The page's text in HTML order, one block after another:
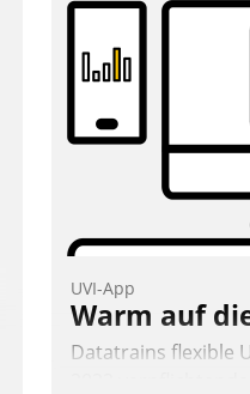
AktivBo und
nahtlose
AktivBo und
automatisiert
Mieterbefragungen
Grundlage für
UVI-App
Warm auf
Datatrains flexible